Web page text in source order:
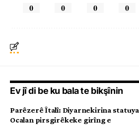
0 0 0 0
Ev jî di be ku bala te bikşînin
Parêzerê Îtalî: Diyarnekirina statuya
Ocalan pirsgirêkeke girîng e